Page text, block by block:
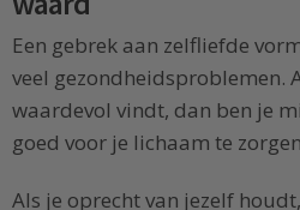
Een gebrek aan zelfliefde
veel gezondheidsproblemen.
waardevol vindt, dan ben je
goed voor je lichaam te
Als je oprecht van jezelf